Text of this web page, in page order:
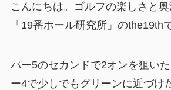
こんにちは。ゴルフの楽しさと
「19番ホール研究所」のthe19th
パー5のセカンドで2オンを狙い
ー4で少しでもグリーンに近づけ